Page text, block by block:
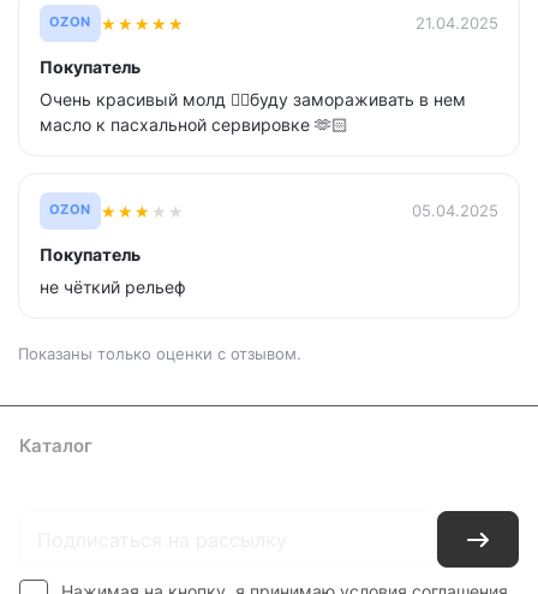
OZON ★★★★★ 21.04.2025
Покупатель
Очень красивый молд 👌🏻буду замораживать в нем
масло к пасхальной сервировке 🫶🏻
OZON ★★★ ★ ★ 05.04.2025
Покупатель
не чёткий рельеф
Показаны только оценки с отзывом.
Каталог